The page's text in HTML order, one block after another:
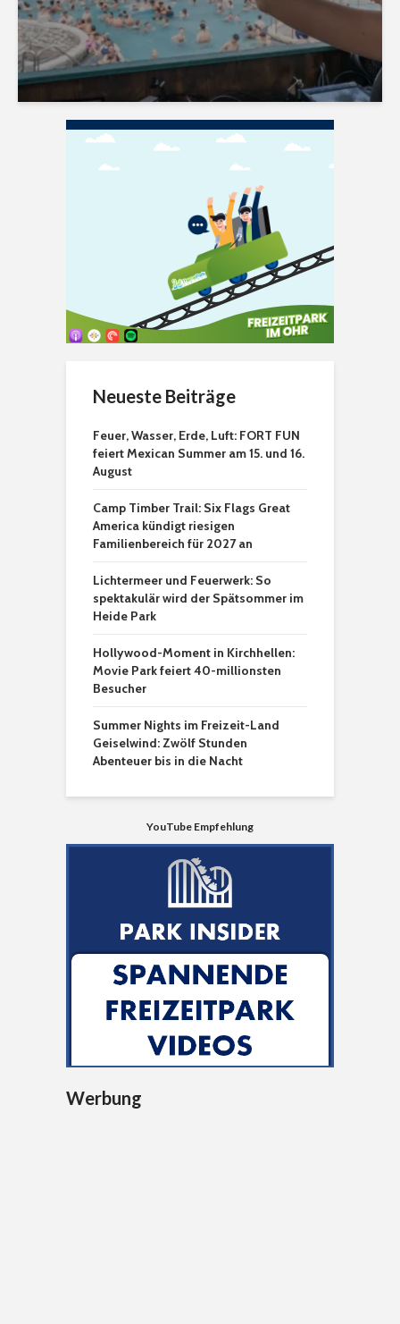
Neueste Beiträge
Feuer, Wasser, Erde, Luft: FORT FUN
feiert Mexican Summer am 15. und 16.
August
Camp Timber Trail: Six Flags Great
America kündigt riesigen
Familienbereich für 2027 an
Lichtermeer und Feuerwerk: So
spektakulär wird der Spätsommer im
Heide Park
Hollywood-Moment in Kirchhellen:
Movie Park feiert 40-millionsten
Besucher
Summer Nights im Freizeit-Land
Geiselwind: Zwölf Stunden
Abenteuer bis in die Nacht
YouTube Empfehlung
Werbung